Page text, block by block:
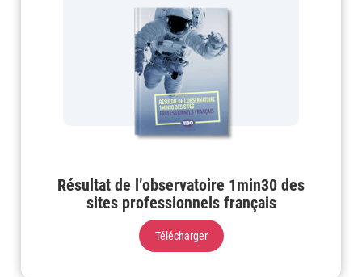
Résultat de l’observatoire 1min30 des
sites professionnels français
Télécharger